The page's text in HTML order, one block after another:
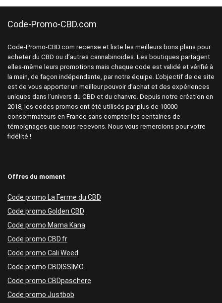
Code-Promo-CBD.com
Code-Promo-CBD.com recense et liste les meilleurs bons plans pour
acheter du CBD ou d’autres cannabinoïdes. Les boutiques partagent
elles-même leurs promotions mais chaque code est validé et vérifié à
la main, de façon indépendante, par notre équipe. L’objectif de ce site
est de vous apporter un meilleur pouvoir d’achat et des expériences
uniques dans l’univers du CBD et du chanvre. Depuis notre création en
2018, les codes promos ont été utilisés par plus de 10000
consommateurs en France sans compter les centaines de
témoignages que nous recevons. Nous vous remercions pour votre
fidélité !
Offres du moment
Code promo La Ferme du CBD
Code promo Golden CBD
Code promo Mama Kana
Code promo CBD.fr
Code promo Cali Weed
Code promo CBDISSIMO
Code promo CBDpaschere
Code promo Justbob